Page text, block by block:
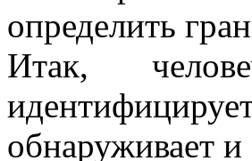
определить
Итак,
обнаруживает